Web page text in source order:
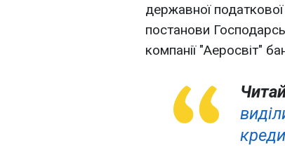
державної податкової
постанови
компанії "Аеросвіт"